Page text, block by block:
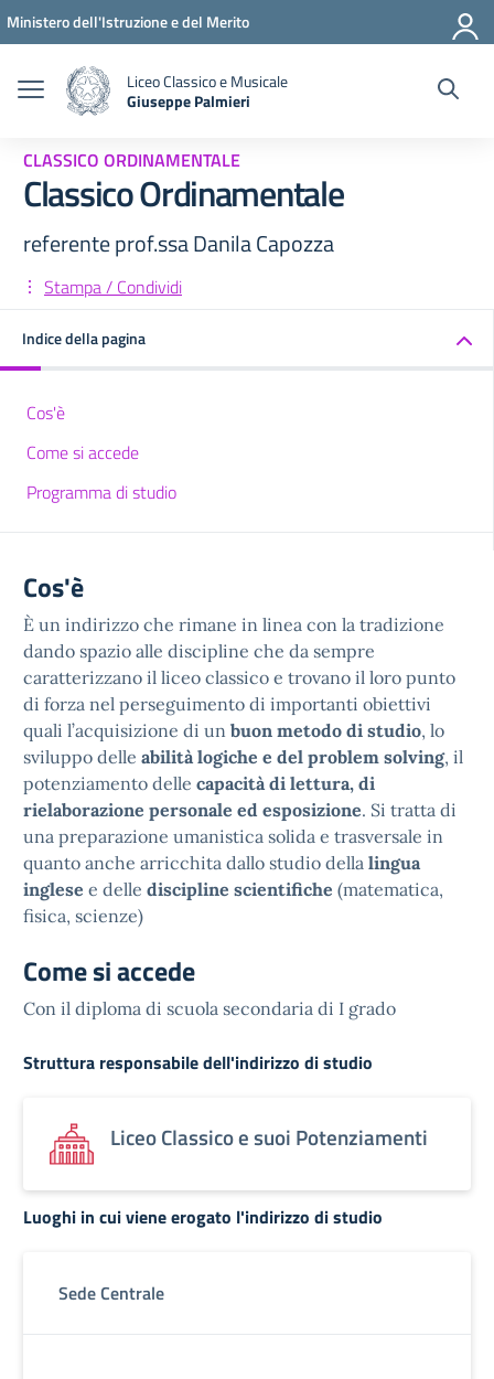
Vai ai contenuti
Vai al menu di navigazione
Vai al footer
Ministero dell'Istruzione e del Merito
Liceo Classico e Musicale
Giuseppe Palmieri
CLASSICO ORDINAMENTALE
Classico Ordinamentale
referente prof.ssa Danila Capozza
Stampa / Condividi
Indice della pagina
Cos'è
Come si accede
Programma di studio
Cos'è
È un indirizzo che rimane in linea con la tradizione
dando spazio alle discipline che da sempre
caratterizzano il liceo classico e trovano il loro punto
di forza nel perseguimento di importanti obiettivi
quali l’acquisizione di un buon metodo di studio, lo
sviluppo delle abilità logiche e del problem solving, il
potenziamento delle capacità di lettura, di
rielaborazione personale ed esposizione. Si tratta di
una preparazione umanistica solida e trasversale in
quanto anche arricchita dallo studio della lingua
inglese e delle discipline scientifiche (matematica,
fisica, scienze)
Come si accede
Con il diploma di scuola secondaria di I grado
Struttura responsabile dell'indirizzo di studio
Liceo Classico e suoi Potenziamenti
Luoghi in cui viene erogato l'indirizzo di studio
Sede Centrale